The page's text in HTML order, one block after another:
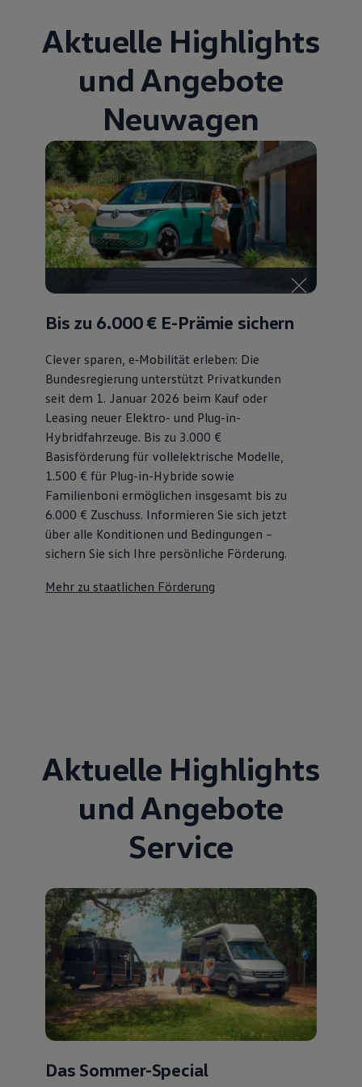
Fahrzeugabholung ab Werk
Uptime
Aktuelle Highlights
und Angebote
Neuwagen
Bis zu 6.000 € E-Prämie sichern
Clever sparen, e‑Mobilität erleben: Die
Bundesregierung unterstützt Privatkunden
seit dem 1. Januar 2026 beim Kauf oder
Leasing neuer Elektro- und Plug-in-
Hybridfahrzeuge. Bis zu 3.000 €
Basisförderung für vollelektrische Modelle,
1.500 € für Plug-in-Hybride sowie
Familienboni ermöglichen insgesamt bis zu
6.000 € Zuschuss⁠. Informieren Sie sich jetzt
über alle Konditionen und Bedingungen –
sichern Sie sich Ihre persönliche Förderung.
Mehr zu staatlichen Förderung
Aktuelle Highlights
und Angebote
Service
Das Sommer-Special